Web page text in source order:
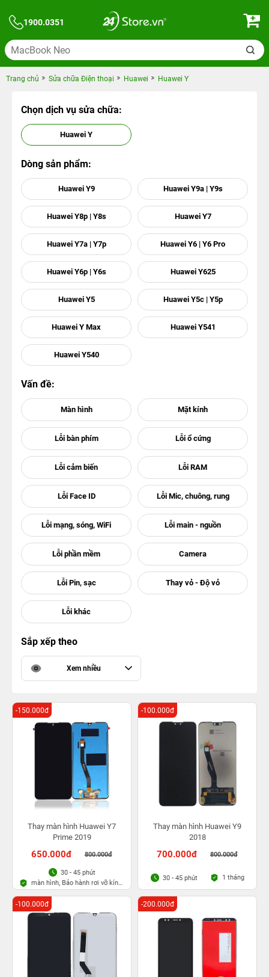
1900.0351
Trang chủ Sửa chữa Điện thoại Huawei Huawei Y
Chọn dịch vụ sửa chữa:
Huawei Y
Dòng sản phẩm:
Huawei Y9 Huawei Y9a | Y9s
Huawei Y8p | Y8s Huawei Y7
Huawei Y7a | Y7p Huawei Y6 | Y6 Pro
Huawei Y6p | Y6s Huawei Y625
Huawei Y5 Huawei Y5c | Y5p
Huawei Y Max Huawei Y541
Huawei Y540
Vấn đề:
Sắp xếp theo
Xem nhiều
Thay màn hình Huawei Y7
Prime 2019
650.000đ 800.000đ
-150.000đ
30 - 45 phút
màn hình, Bảo hành rơi vỡ kính
1 lần trong 3 tháng
Thay màn hình Huawei Y9
2018
700.000đ 800.000đ
-100.000đ
30 - 45 phút 1 tháng
-100.000đ -200.000đ